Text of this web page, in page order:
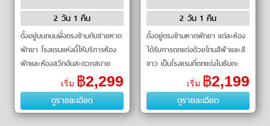
โรงแรมติดชายหาด โรงแรม
พัทยาติดชายหาด
2 วัน 1 คืน
ตั้งอยู่บนถนนฝั่งตรงข้ามกับชายหาด
พัทยา โรงแรมแห่งนี้ให้บริการห้อง
พักและห้องสวีทอันสะดวกสบาย
เริ่ม ฿2,299
ดูรายละเอียด
2 วัน 1 คืน
ตั้งอยู่ตรงข้ามหาดพัทยา แต่ละห้อง
ได้รับการตกแต่งด้วยโทนสีฟ้าและสี
ขาว เป็นโรงแรมที่ตกแต่งในธีมทะ
เริ่ม ฿2,199
ดูรายละเอียด